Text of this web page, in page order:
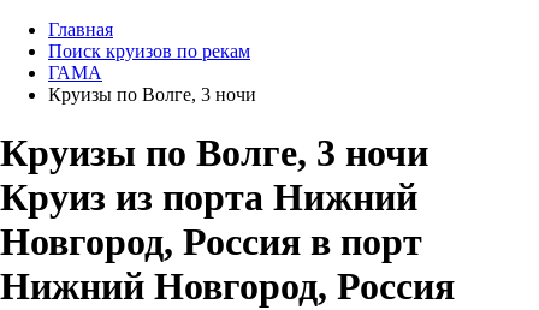
Главная
Поиск круизов по рекам
ГАМА
Круизы по Волге, 3 ночи
Круизы по Волге, 3 ночи
Круиз из порта Нижний
Новгород, Россия в порт
Нижний Новгород, Россия